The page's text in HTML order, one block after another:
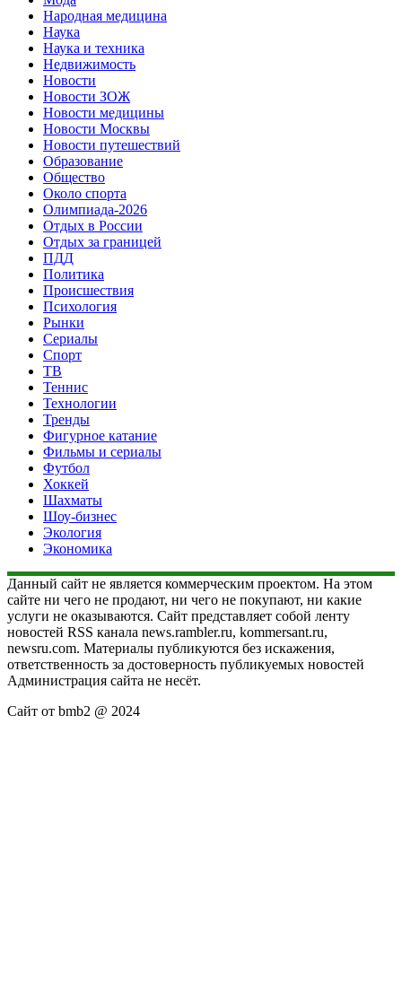
Народная медицина
Наука
Наука и техника
Недвижимость
Новости
Новости ЗОЖ
Новости медицины
Новости Москвы
Новости путешествий
Образование
Общество
Около спорта
Олимпиада-2026
Отдых в России
Отдых за границей
ПДД
Политика
Происшествия
Психология
Рынки
Сериалы
Спорт
ТВ
Теннис
Технологии
Тренды
Фигурное катание
Фильмы и сериалы
Футбол
Хоккей
Шахматы
Шоу-бизнес
Экология
Экономика
Данный сайт не является коммерческим проектом. На этом
сайте ни чего не продают, ни чего не покупают, ни какие
услуги не оказываются. Сайт представляет собой ленту
новостей RSS канала news.rambler.ru, kommersant.ru,
newsru.com. Материалы публикуются без искажения,
ответственность за достоверность публикуемых новостей
Администрация сайта не несёт.
Сайт от bmb2 @ 2024